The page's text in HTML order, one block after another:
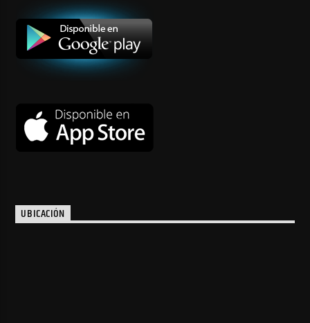
UBICACIÓN